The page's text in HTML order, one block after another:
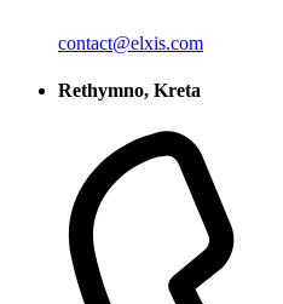
contact@elxis.com
Rethymno, Kreta